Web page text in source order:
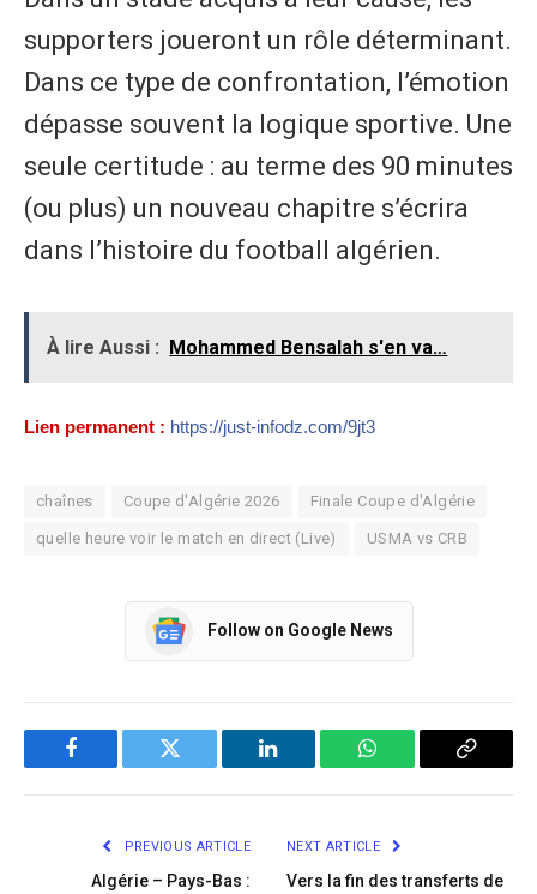
supporters joueront un rôle déterminant.
Dans ce type de confrontation, l’émotion
dépasse souvent la logique sportive. Une
seule certitude : au terme des 90 minutes
(ou plus) un nouveau chapitre s’écrira
dans l’histoire du football algérien.
À lire Aussi : Mohammed Bensalah s'en va…
Lien permanent : https://just-infodz.com/9jt3
chaînes Coupe d'Algérie 2026 Finale Coupe d'Algérie
quelle heure voir le match en direct (Live) USMA vs CRB
Follow on Google News
Facebook Twitter LinkedIn WhatsApp Copy
PREVIOUS ARTICLE
Algérie – Pays-Bas :
NEXT ARTICLE
Vers la fin des transferts de